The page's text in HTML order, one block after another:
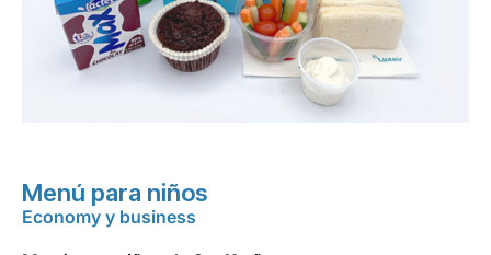
Menú para niños
Economy y business